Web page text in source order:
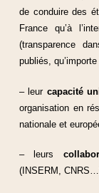
de conduire des
France qu’à
(transparence
publiés,
– leur capacité
organisation en
nationale et
– leurs
(INSERM,